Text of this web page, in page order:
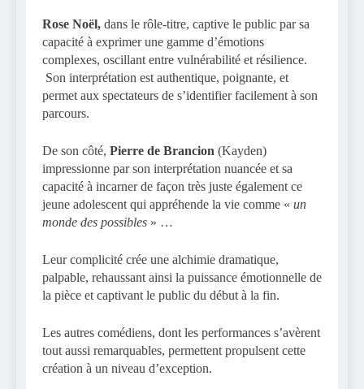
Rose Noël, dans le rôle-titre, captive le public par sa
capacité à exprimer une gamme d’émotions
complexes, oscillant entre vulnérabilité et résilience.
Son interprétation est authentique, poignante, et
permet aux spectateurs de s’identifier facilement à son
parcours.
De son côté, Pierre de Brancion (Kayden)
impressionne par son interprétation nuancée et sa
capacité à incarner de façon très juste également ce
jeune adolescent qui appréhende la vie comme « un
monde des possibles » …
Leur complicité crée une alchimie dramatique,
palpable, rehaussant ainsi la puissance émotionnelle de
la pièce et captivant le public du début à la fin.
Les autres comédiens, dont les performances s’avèrent
tout aussi remarquables, permettent propulsent cette
création à un niveau d’exception.